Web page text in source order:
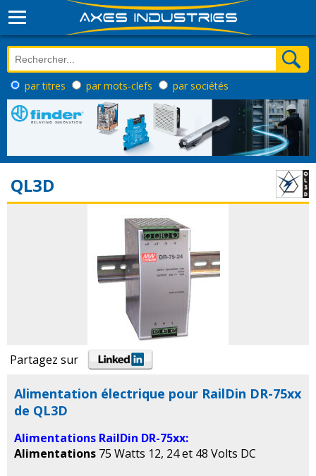
par titres par mots-clefs par sociétés
QL3D
Partagez sur
Alimentation électrique pour RailDin DR-75xx
de QL3D
Alimentations RailDin DR-75xx:
Alimentations 75 Watts 12, 24 et 48 Volts DC